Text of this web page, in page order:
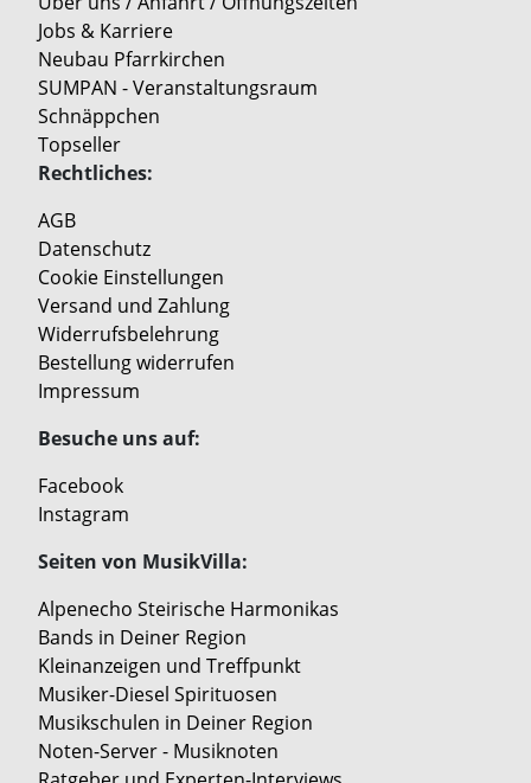
Jobs & Karriere
Neubau Pfarrkirchen
SUMPAN - Veranstaltungsraum
Schnäppchen
Topseller
Rechtliches:
AGB
Datenschutz
Cookie Einstellungen
Versand und Zahlung
Widerrufsbelehrung
Bestellung widerrufen
Impressum
Besuche uns auf:
Facebook
Instagram
Seiten von MusikVilla:
Alpenecho Steirische Harmonikas
Bands in Deiner Region
Kleinanzeigen und Treffpunkt
Musiker-Diesel Spirituosen
Musikschulen in Deiner Region
Noten-Server - Musiknoten